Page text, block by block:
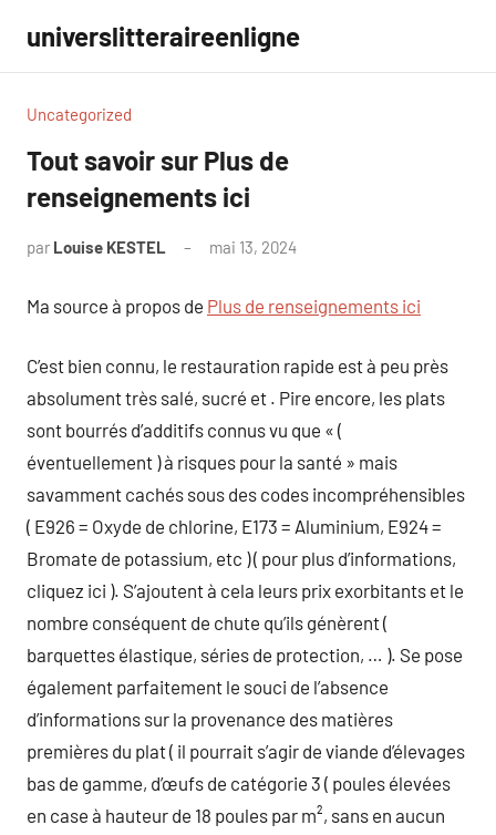
contenu
universlitteraireenligne
Uncategorized
Tout savoir sur Plus de
renseignements ici
par Louise KESTEL mai 13, 2024
Ma source à propos de Plus de renseignements ici
C’est bien connu, le restauration rapide est à peu près
absolument très salé, sucré et . Pire encore, les plats
sont bourrés d’additifs connus vu que « (
éventuellement ) à risques pour la santé » mais
savamment cachés sous des codes incompréhensibles
( E926 = Oxyde de chlorine, E173 = Aluminium, E924 =
Bromate de potassium, etc ) ( pour plus d’informations,
cliquez ici ). S’ajoutent à cela leurs prix exorbitants et le
nombre conséquent de chute qu’ils génèrent (
barquettes élastique, séries de protection, … ). Se pose
également parfaitement le souci de l’absence
d’informations sur la provenance des matières
premières du plat ( il pourrait s’agir de viande d’élevages
bas de gamme, d’œufs de catégorie 3 ( poules élevées
en case à hauteur de 18 poules par m², sans en aucun